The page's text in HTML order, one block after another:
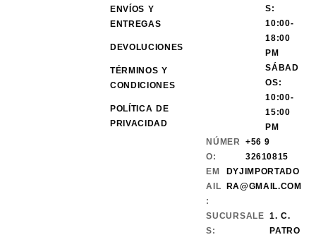
ENVÍOS Y
ENTREGAS
DEVOLUCIONES
TÉRMINOS Y
CONDICIONES
POLÍTICA DE
PRIVACIDAD
S:
10:00-
18:00
PM
SÁBAD
OS:
10:00-
15:00
PM
NÚMER
O:
+56 9
32610815
EM
AIL
:
DYJIMPORTADO
RA@GMAIL.COM
SUCURSALE
S:
1. C.
PATRO